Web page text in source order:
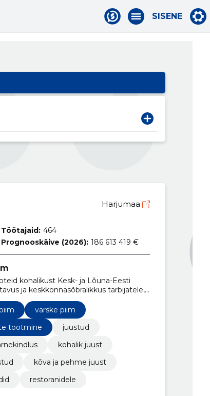
SISENE
Harjumaa
Töötajaid: 464
Prognooskäive (2026): 186 613 419 €
kohalikust Kesk- ja Lõuna-Eesti
ja keskkonnasõbralikkus tarbijatele,
värske piim
tootmine
juustud
kohalik juust
kõva ja pehme juust
restoranidele